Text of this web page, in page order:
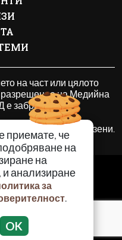
приемате, че
на
на
анализиране
за
.
OK
на част или цялото
на Медийна
е забранено.
Всички права запазени.